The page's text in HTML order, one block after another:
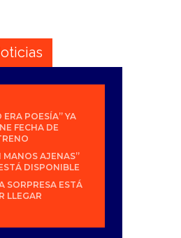
ERA POESÍA” YA
FECHA DE
MANOS AJENAS”
DISPONIBLE
SORPRESA ESTÁ
LLEGAR